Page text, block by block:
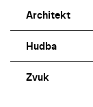
Architekt
Hudba
Zvuk